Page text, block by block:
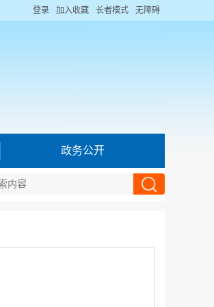
登录 加入收藏 长者模式 无障碍
政务公开